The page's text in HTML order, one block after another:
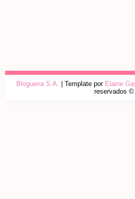
Blogueira S.A. | Template por Elaine
reservados ©